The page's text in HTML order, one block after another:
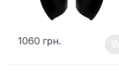
1060 грн.